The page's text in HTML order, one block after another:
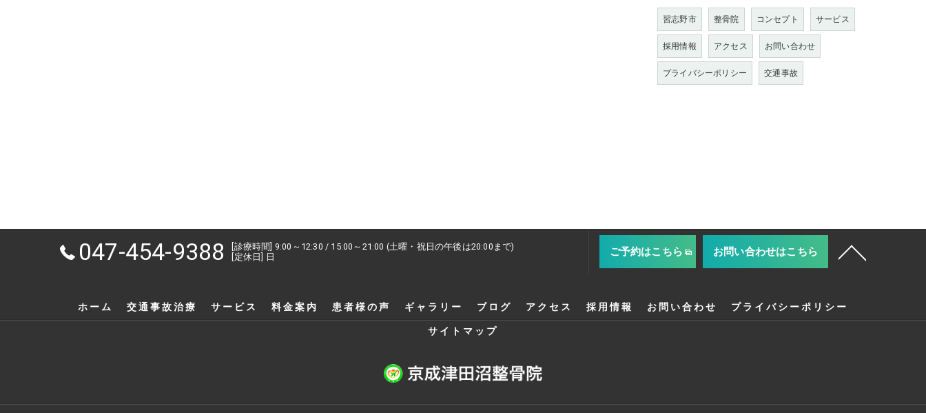
習志野市 整骨院 コンセプト サービス
採用情報 アクセス お問い合わせ
プライバシーポリシー 交通事故
047-454-9388
[診療時間] 9:00～12:30 / 15:00～21:00 (土曜・祝日の午後は20:00まで)
[定休日] 日
ご予約はこちら お問い合わせはこちら
ホーム 交通事故治療 サービス 料金案内 患者様の声 ギャラリー ブログ アクセス 採用情報 お問い合わせ プライバシーポリシー
サイトマップ